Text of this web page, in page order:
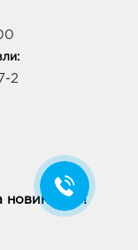
2
новинками!